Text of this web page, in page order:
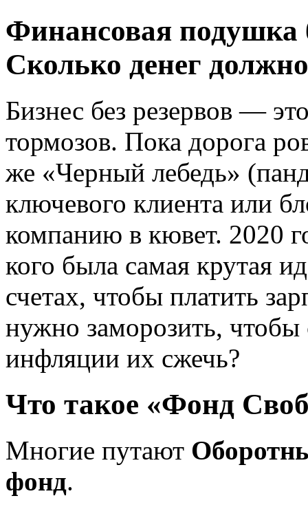
Финансовая подушка
Сколько денег
Бизнес без резервов —
тормозов. Пока дорога
же «Черный лебедь»
ключевого клиента или
компанию в кювет. 2020
кого была самая крутая
счетах, чтобы платить
нужно заморозить, чтобы
инфляции их сжечь?
Что такое «Фонд
Многие путают
фонд.